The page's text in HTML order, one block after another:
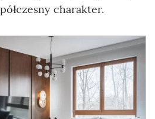
charakter.